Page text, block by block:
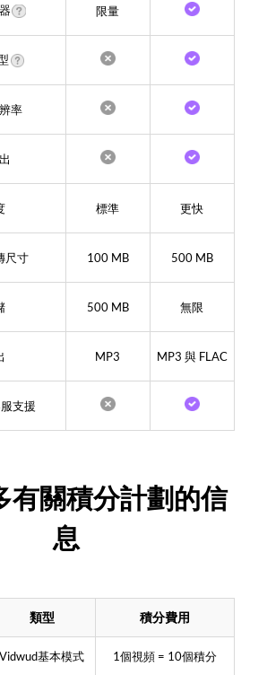
限量
率
標準 更快
尺寸 100 MB 500 MB
500 MB 無限
MP3 MP3 與 FLAC
支援
有關積分計劃的信
息
類型 積分費用
Vidwud基本模式 1個視頻 = 10個積分